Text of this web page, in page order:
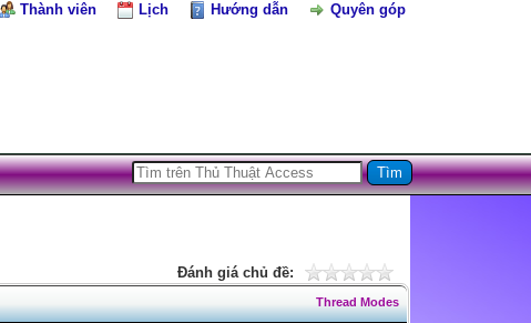
Thành viên Lịch Hướng dẫn Quyên góp
Đánh giá chủ đề:
Thread Modes